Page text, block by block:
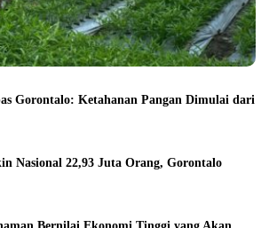
Gorontalo: Ketahanan Pangan Dimulai dari
Nasional 22,93 Juta Orang, Gorontalo
Bernilai Ekonomi Tinggi yang Akan